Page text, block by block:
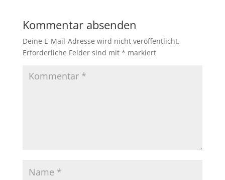
Kommentar absenden
Deine E-Mail-Adresse wird nicht veröffentlicht.
Erforderliche Felder sind mit * markiert